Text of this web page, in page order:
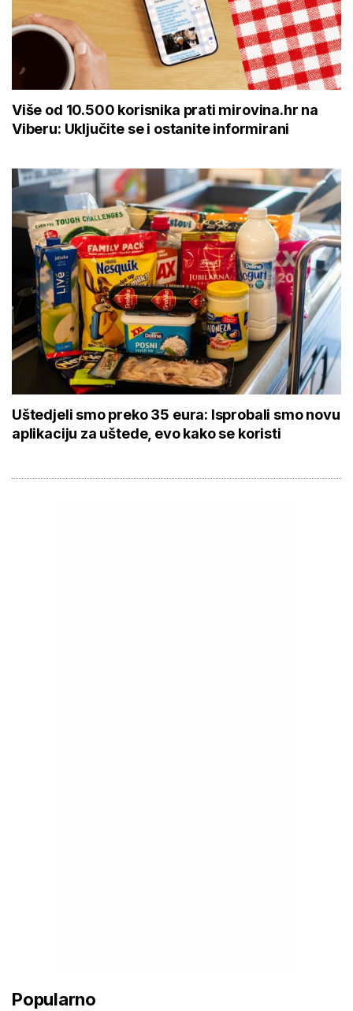
Više od 10.500 korisnika prati mirovina.hr na
Viberu: Uključite se i ostanite informirani
Uštedjeli smo preko 35 eura: Isprobali smo novu
aplikaciju za uštede, evo kako se koristi
Popularno